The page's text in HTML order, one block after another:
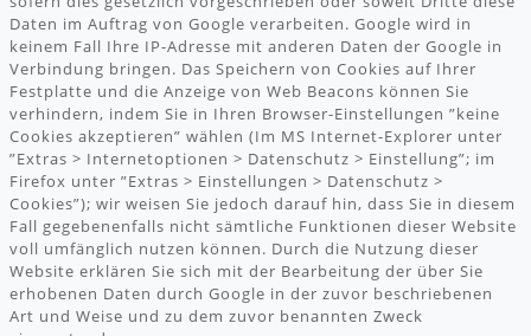
Daten im Auftrag von Google verarbeiten. Google wird in
keinem Fall Ihre IP-Adresse mit anderen Daten der Google in
Verbindung bringen. Das Speichern von Cookies auf Ihrer
Festplatte und die Anzeige von Web Beacons können Sie
verhindern, indem Sie in Ihren Browser-Einstellungen ”keine
Cookies akzeptieren” wählen (Im MS Internet-Explorer unter
”Extras > Internetoptionen > Datenschutz > Einstellung”; im
Firefox unter ”Extras > Einstellungen > Datenschutz >
Cookies”); wir weisen Sie jedoch darauf hin, dass Sie in diesem
Fall gegebenenfalls nicht sämtliche Funktionen dieser Website
voll umfänglich nutzen können. Durch die Nutzung dieser
Website erklären Sie sich mit der Bearbeitung der über Sie
erhobenen Daten durch Google in der zuvor beschriebenen
Art und Weise und zu dem zuvor benannten Zweck